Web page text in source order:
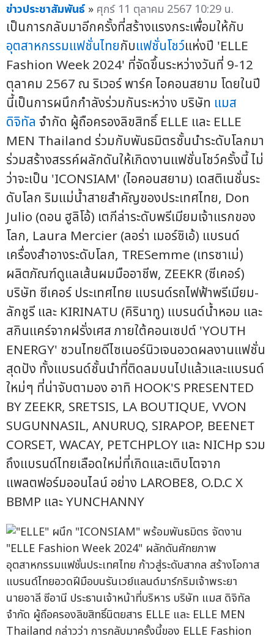
ข่าวประชาสัมพันธ์ » ศุกร์ 11 ตุลาคม 2567 10:29 น.
เป็นการกลับมาอีกครั้งที่สร้างแรงกระเพื่อมให้กับ
อุตสาหกรรมแฟชั่นไทยกับแฟชั่นโชว์แห่งปี 'ELLE
Fashion Week 2024' ที่จัดขึ้นระหว่างวันที่ 9-12
ตุลาคม 2567 ณ ริเวอร์ พาร์ค ไอคอนสยาม โดยในปี
นี้เป็นการผนึกกำลังร่วมกันระหว่าง บริษัท แมส
ดิจิทัล จำกัด ผู้ถือครองลิขสิทธิ์ ELLE และ ELLE
MEN Thailand ร่วมกับพันธมิตรชั้นนำระดับโลกมา
ร่วมสร้างสรรค์ผลักดันให้เกิดงานแฟชั่นโชว์ครั้งนี้ ไม่
ว่าจะเป็น 'ICONSIAM' (ไอคอนสยาม) เดสติเนชั่นระ
ดับโลก ริมแม่น้ำสายสำคัญของประเทศไทย, Don
Julio (ดอน ฮูลิโอ้) เตกีล่าระดับพรีเมียมเจ้าแรกของ
โลก, Laura Mercier (ลอร่า เมอร์ซิเอ้) แบรนด์
เครื่องสำอางระดับโลก, TRESemme (เทรซาเม่)
ผลิตภัณฑ์ดูแลเส้นผมมืออาชีพ, ZEEKR (ซีเคอร์)
บริษัท ซีเคอร์ ประเทศไทย แบรนด์รถไฟฟ้าพรีเมียม-
ลักชูรี และ KIRINATU (คิรินาทู) แบรนด์น้ำหอม และ
สกินแคร์จากฝรั่งเศส ภายใต้คอนเซปต์ 'YOUTH
ENERGY' ชวนไทยดีไซเนอร์นิวเจนอวดผลงานแฟชั่น
สุดปัง ทั้งแบรนด์ชั้นนำที่ติดลมบนไปแล้วและแบรนด์
ใหม่ๆ ที่น่าจับตามอง อาทิ HOOK'S PRESENTED
BY ZEEKR, SRETSIS, LA BOUTIQUE, VVON
SUGUNNASIL, ANURUQ, SIRAPOP, BEENET
CORSET, WACAY, PETCHPLOY และ NICHp รวม
ถึงแบรนด์ไทยเลือดใหม่ที่เกิดและเติบโตจาก
แพลตฟอร์มออนไลน์ อย่าง LAROBE8, O.D.C X
BBMP และ YUNCHANNY
นายอาลี ซีอานี ประธานเจ้าหน้าที่บริหาร บริษัท แมส ดิจิทัล
จำกัด ผู้ถือครองลิขสิทธิ์นิตยสาร ELLE และ ELLE MEN
Thailand กล่าวว่า การกลับมาครั้งนี้ของ ELLE Fashion